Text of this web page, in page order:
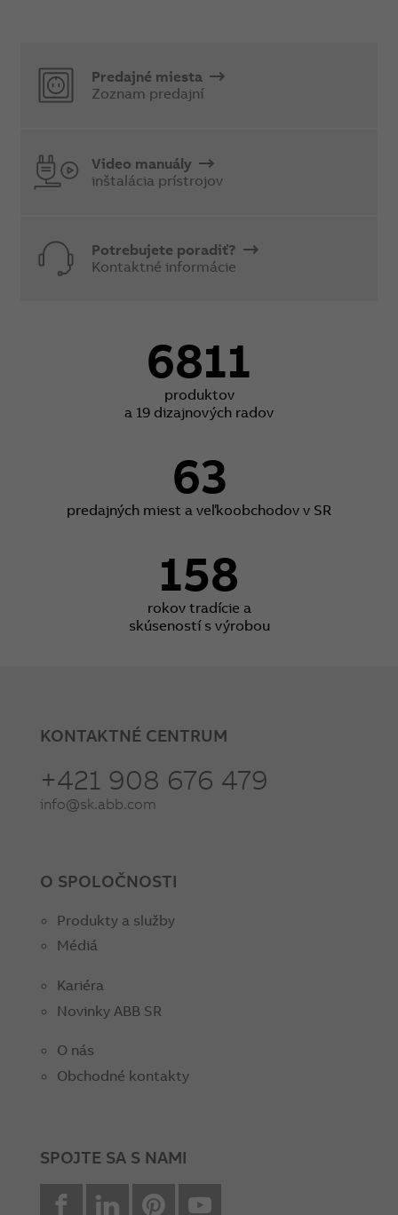
Predajné miesta
Zoznam predajní
Video manuály
inštalácia prístrojov
Potrebujete poradiť?
Kontaktné informácie
6811
produktov
a 19 dizajnových radov
63
predajných miest a veľkoobchodov v SR
158
rokov tradície a
skúseností s výrobou
KONTAKTNÉ CENTRUM
+421 908 676 479
info@sk.abb.com
O SPOLOČNOSTI
Produkty a služby
Médiá
Kariéra
Novinky ABB SR
O nás
Obchodné kontakty
SPOJTE SA S NAMI
facebookLinkedin Pinterest